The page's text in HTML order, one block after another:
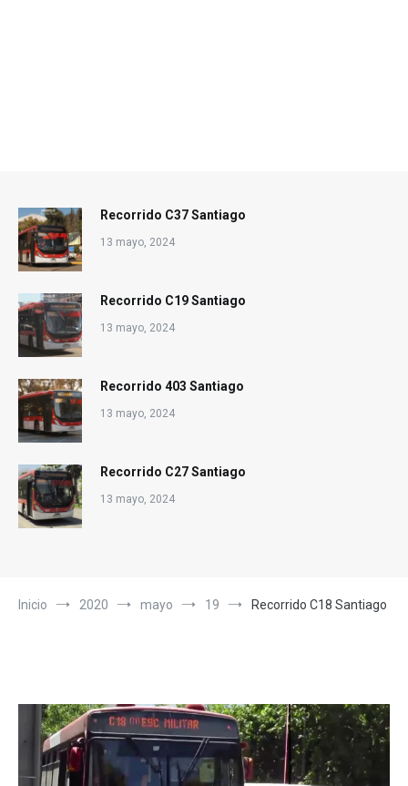
Recorrido C37 Santiago
13 mayo, 2024
Recorrido C19 Santiago
13 mayo, 2024
Recorrido 403 Santiago
13 mayo, 2024
Recorrido C27 Santiago
13 mayo, 2024
Inicio 2020 mayo 19 Recorrido C18 Santiago